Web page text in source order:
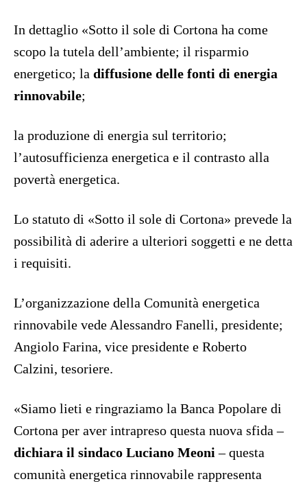
In dettaglio «Sotto il sole di Cortona ha come
scopo la tutela dell’ambiente; il risparmio
energetico; la diffusione delle fonti di energia
rinnovabile;
la produzione di energia sul territorio;
l’autosufficienza energetica e il contrasto alla
povertà energetica.
Lo statuto di «Sotto il sole di Cortona» prevede la
possibilità di aderire a ulteriori soggetti e ne detta
i requisiti.
L’organizzazione della Comunità energetica
rinnovabile vede Alessandro Fanelli, presidente;
Angiolo Farina, vice presidente e Roberto
Calzini, tesoriere.
«Siamo lieti e ringraziamo la Banca Popolare di
Cortona per aver intrapreso questa nuova sfida –
dichiara il sindaco Luciano Meoni – questa
comunità energetica rinnovabile rappresenta